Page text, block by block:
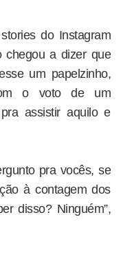
do Instagram
chegou a dizer que
um papelzinho,
o voto de um
assistir aquilo e
pra vocês, se
à contagem dos
disso? Ninguém”,